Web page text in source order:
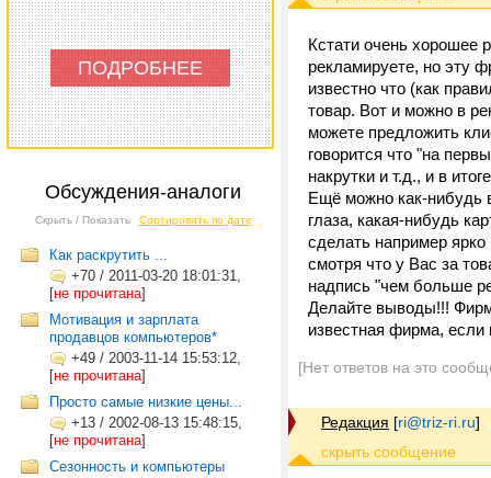
ПОДРОБНЕЕ
Обсуждения-аналоги
Скрыть / Показать Сортировать по дате
Как раскрутить ...
+70 / 2011-03-20 18:01:31,
[не прочитана]
Мотивация и зарплата
продавцов компьютеров*
+49 / 2003-11-14 15:53:12,
[не прочитана]
Просто самые низкие цены...
+13 / 2002-08-13 15:48:15,
[не прочитана]
Сезонность и компьютеры
Кстати очень хорошее
рекламируете, но эту
известно что (как
товар. Вот и можно в
можете предложить
говорится что "на
накрутки и т.д., и в
Ещё можно как-нибудь
глаза, какая-нибудь
сделать например
смотря что у Вас за
надпись "чем больше
Делайте выводы!!!
известная фирма, если
[Нет ответов на это
Редакция [ri@triz-ri.ru]